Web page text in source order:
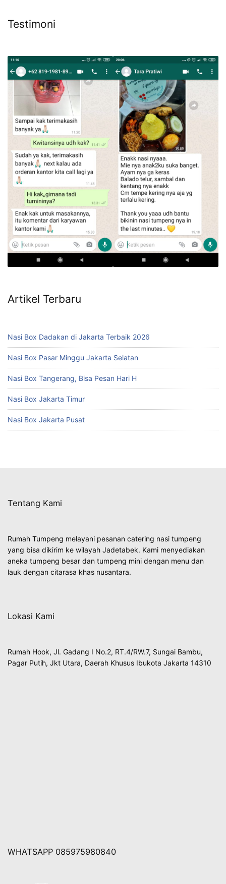
Testimoni
Artikel Terbaru
Nasi Box Dadakan di Jakarta Terbaik 2026
Nasi Box Pasar Minggu Jakarta Selatan
Nasi Box Tangerang, Bisa Pesan Hari H
Nasi Box Jakarta Timur
Nasi Box Jakarta Pusat
Tentang Kami
Rumah Tumpeng melayani pesanan catering nasi tumpeng
yang bisa dikirim ke wilayah Jadetabek. Kami menyediakan
aneka tumpeng besar dan tumpeng mini dengan menu dan
lauk dengan citarasa khas nusantara.
Lokasi Kami
Rumah Hook, Jl. Gadang I No.2, RT.4/RW.7, Sungai Bambu,
Pagar Putih, Jkt Utara, Daerah Khusus Ibukota Jakarta 14310
WHATSAPP 085975980840